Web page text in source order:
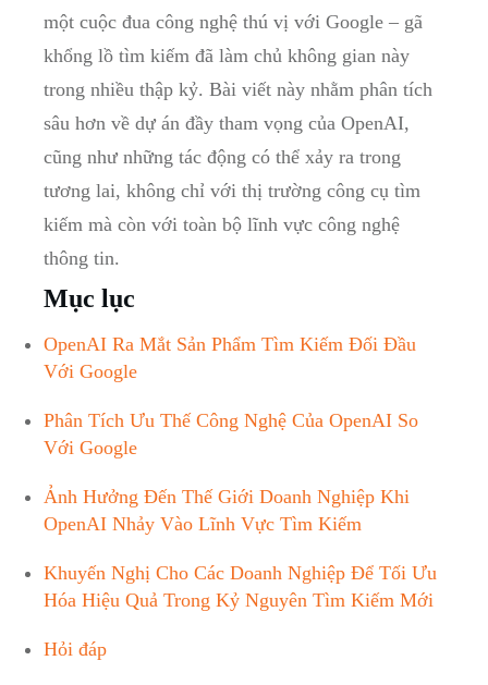
một cuộc đua công nghệ thú vị với Google – gã
khổng lồ tìm kiếm đã làm chủ không gian này
trong nhiều thập kỷ. Bài viết này nhằm phân tích
sâu hơn về dự án đầy tham vọng của OpenAI,
cũng như những tác động có thể xảy ra trong
tương lai, không chỉ với thị trường công cụ tìm
kiếm mà còn với toàn bộ lĩnh vực công nghệ
thông tin.
Mục lục
OpenAI Ra Mắt Sản Phẩm Tìm Kiếm Đối Đầu
Với Google
Phân Tích Ưu Thế Công Nghệ Của OpenAI So
Với Google
Ảnh Hưởng Đến Thế Giới Doanh Nghiệp Khi
OpenAI Nhảy Vào Lĩnh Vực Tìm Kiếm
Khuyến Nghị Cho Các Doanh Nghiệp Để Tối Ưu
Hóa Hiệu Quả Trong Kỷ Nguyên Tìm Kiếm Mới
Hỏi đáp